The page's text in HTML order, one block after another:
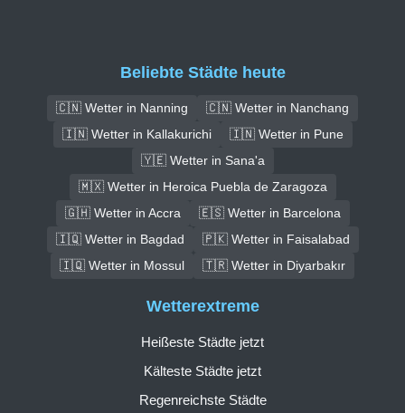
Beliebte Städte heute
🇨🇳 Wetter in Nanning
🇨🇳 Wetter in Nanchang
🇮🇳 Wetter in Kallakurichi
🇮🇳 Wetter in Pune
🇾🇪 Wetter in Sana'a
🇲🇽 Wetter in Heroica Puebla de Zaragoza
🇬🇭 Wetter in Accra
🇪🇸 Wetter in Barcelona
🇮🇶 Wetter in Bagdad
🇵🇰 Wetter in Faisalabad
🇮🇶 Wetter in Mossul
🇹🇷 Wetter in Diyarbakır
Wetterextreme
Heißeste Städte jetzt
Kälteste Städte jetzt
Regenreichste Städte